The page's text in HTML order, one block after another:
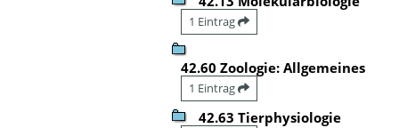
1 Eintrag
42.60 Zoologie: Allgemeines
1 Eintrag
42.63 Tierphysiologie